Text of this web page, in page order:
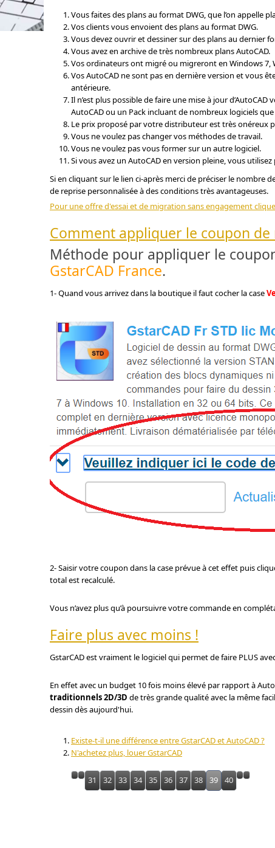
Vous faites des plans au format DWG, que l’on appelle
Vos clients vous envoient des plans au format DWG.
Vous devez ouvrir et dessiner sur des plans au dernier
Vous avez en archive de très nombreux plans AutoCAD.
Vos ordinateurs ont migré ou migreront en Windows 7,
Vos AutoCAD ne sont pas en dernière version et vous
antérieure.
Il n’est plus possible de faire une mise à jour
AutoCAD ou un Pack incluant de nombreux logiciels
Le prix proposé par votre distributeur est très onéreux
Vous ne voulez pas changer vos méthodes de travail.
Vous ne voulez pas vous former sur un autre logiciel.
Si vous avez un AutoCAD en version pleine, vous
Si en cliquant sur le lien ci-après merci de préciser le nombre
de reprise personnalisée à des conditions très avantageuses.
Pour une offre d'essai et de migration sans engagement
Comment appliquer le coupon de
Méthode pour appliquer le
GstarCAD France.
1- Quand vous arrivez dans la boutique il faut cocher la case
2- Saisir votre coupon dans la case prévue à cet effet puis
total est recalculé.
Vous n’avez plus qu’à poursuivre votre commande en
Faire plus avec moins !
GstarCAD est vraiment le logiciel qui permet de faire PLUS
En effet avec un budget 10 fois moins élevé par rapport à
traditionnels 2D/3D de très grande qualité avec la même
dessin dès aujourd'hui.
Existe-t-il une différence entre GstarCAD et AutoCAD ?
N'achetez plus, louer GstarCAD
31 32 33 34 35 36 37 38 39 40